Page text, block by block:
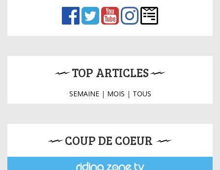
TOP ARTICLES
SEMAINE| MOIS | TOUS
COUP DE COEUR